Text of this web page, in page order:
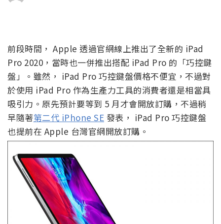
前段時間， Apple 透過官網線上推出了全新的 iPad
Pro 2020，當時也一併推出搭配 iPad Pro 的「巧控鍵
盤」。雖然， iPad Pro 巧控鍵盤價格不便宜，不過對
於使用 iPad Pro 作為生產力工具的消費者還是相當具
吸引力。原先預計要等到 5 月才會開放訂購，不過稍
早隨著第二代 iPhone SE 發表， iPad Pro 巧控鍵盤
也提前在 Apple 台灣官網開放訂購。